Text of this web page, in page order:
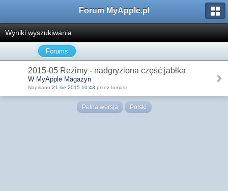
Forum MyApple.pl
Wyniki wyszukiwania
Forums
2015-05 Reżimy - nadgryziona część jabłka
W MyApple Magazyn
Napisano 21 sie 2015 10:43 przez tomasz
Pełna wersja Polski